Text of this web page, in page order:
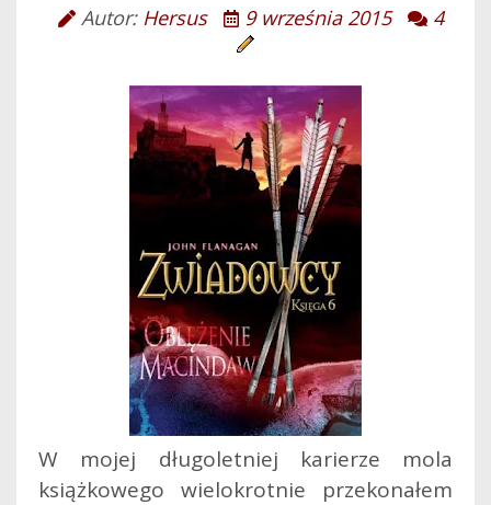
Autor: Hersus 9 września 2015 4
W mojej długoletniej karierze mola
książkowego wielokrotnie przekonałem